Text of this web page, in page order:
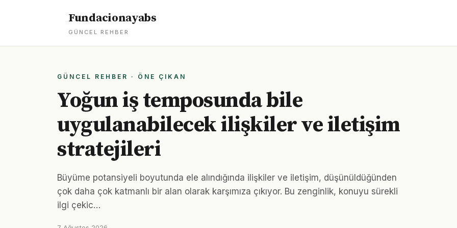
Fundacionayabs
GÜNCEL REHBER
GÜNCEL REHBER · ÖNE ÇIKAN
Yoğun iş temposunda bile
uygulanabilecek ilişkiler ve iletişim
stratejileri
Büyüme potansiyeli boyutunda ele alındığında ilişkiler ve iletişim, düşünüldüğünden
çok daha çok katmanlı bir alan olarak karşımıza çıkıyor. Bu zenginlik, konuyu sürekli
ilgi çekic…